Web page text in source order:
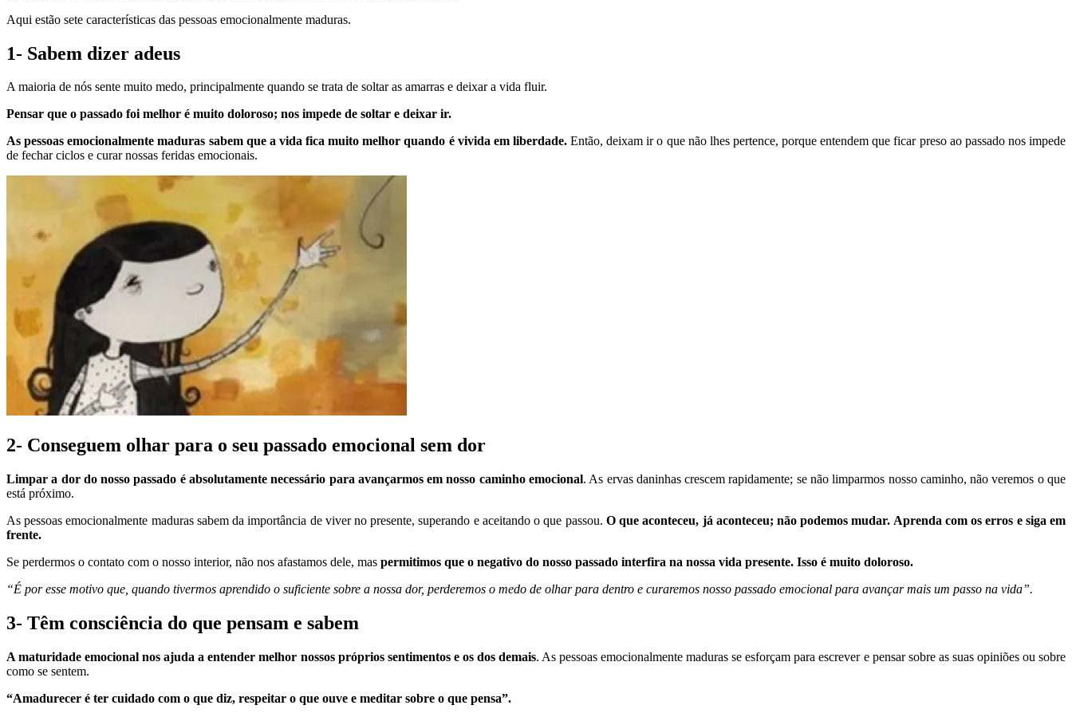
Aqui estão sete características das pessoas emocionalmente maduras.
1- Sabem dizer adeus
A maioria de nós sente muito medo, principalmente quando se trata de soltar as amarras e deixar a vida fluir.
Pensar que o passado foi melhor é muito doloroso; nos impede de soltar e deixar ir.
As pessoas emocionalmente maduras sabem que a vida fica muito melhor quando é vivida em liberdade.Então, deixam ir o que não lhes pertence, porque entendem que ficar preso ao passado nos impede
de fechar ciclos e curar nossas feridas emocionais.
2- Conseguem olhar para o seu passado emocional sem dor
Limpar a dor do nosso passado é absolutamente necessário para avançarmos em nosso caminho emocional. As ervas daninhas crescem rapidamente; se não limparmos nosso caminho, não veremos o que
está próximo.
As pessoas emocionalmente maduras sabem da importância de viver no presente, superando e aceitando o que passou. O que aconteceu, já aconteceu; não podemos mudar. Aprenda com os erros e siga em
frente.
Se perdermos o contato com o nosso interior, não nos afastamos dele, mas permitimos que o negativo do nosso passado interfira na nossa vida presente. Isso é muito doloroso.
“É por esse motivo que, quando tivermos aprendido o suficiente sobre a nossa dor, perderemos o medo de olhar para dentro e curaremos nosso passado emocional para avançar mais um passo na vida”.
3- Têm consciência do que pensam e sabem
A maturidade emocional nos ajuda a entender melhor nossos próprios sentimentos e os dos demais. As pessoas emocionalmente maduras se esforçam para escrever e pensar sobre as suas opiniões ou sobre
como se sentem.
“Amadurecer é ter cuidado com o que diz, respeitar o que ouve e meditar sobre o que pensa”.